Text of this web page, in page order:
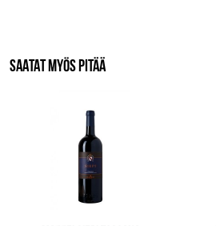
SAATAT MYÖS PITÄÄ